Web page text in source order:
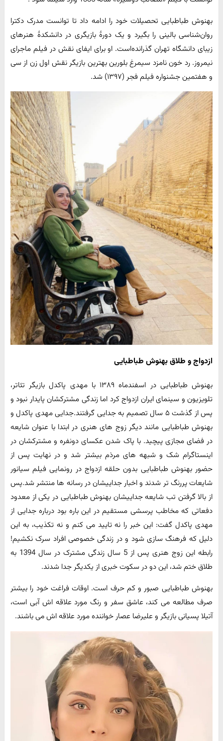
بهنوش طباطبایی تحصیلات خود را ادامه داد تا توانست مدرک دکترا
روان‌شناسی بالینی را بگیرد و یک دورهٔ بازیگری در دانشکدهٔ هنرهای
زیبای دانشگاه تهران گذرانده‌است. او برای ایفای نقش در فیلم ماجرای
نیمروز. رد خون نامزد سیمرغ بلورین بهترین بازیگر نقش اول زن از سی
و هفتمین جشنواره فیلم فجر (۱۳۹۷) شد.
ازدواج و طلاق بهنوش طباطبایی
بهنوش طباطبایی در اسفندماه ۱۳۸۹ با مهدی پاکدل بازیگر تئاتر،
تلویزیون و سینمای ایران ازدواج کرد اما زندگی مشترکشان پایدار نبود و
پس از گذشت ۵ سال تصمیم به جدایی گرفتند.جدایی مهدی پاکدل و
بهنوش طباطبایی مانند دیگر زوج های هنری در ابتدا با عنوان شایعه
در فضای مجازی پیچید. با پاک شدن عکسای دونفره و مشترکشان در
اینستاگرام شک و شبهه های مرذم بیشتر شد و در نهایت پس از
حضور بهنوش طباطبایی بدون حلقه ازدواج در رونمایی فیلم سیانور
شایعات پررنگ تر شدند و اخبار جداییشان در رسانه ها منتشر شد.پس
از بالا گرفتن تب شایعه جداییشان بهنوش طباطبایی در یکی از معدود
دفعاتی که مخاطب پرسشی مستقیم در این باره بود درباره جدایی از
مهدی پاکدل گفت: این خبر را نه تایید می کنم و نه تکذیب، به این
دلیل که فرهنگ سازی شود و در زندگی خصوصی افراد سرک نکشیم!
رابطه این زوج هنری پس از 5 سال زندگی مشترک در سال 1394 به
طلاق ختم شد، این دو در سکوت خبری از یکدیگر جدا شدند.
بهنوش طباطبایی صبور و کم حرف است. اوقات فراغت خود را بیشتر
صرف مطالعه می کند، عاشق سفر و رنگ مورد علاقه اش آبی است،
آتیلا پسیانی بازیگر و علیرضا عصار خواننده مورد علاقه اش می باشند.